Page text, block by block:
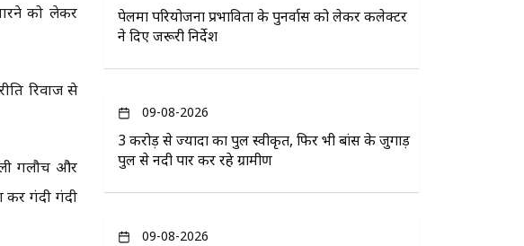
को लेकर
रिवाज से
गलौच और
कर गंदी गंदी
पेलमा परियोजना प्रभावितों के पुनर्वास को लेकर कलेक्टर
ने दिए जरूरी निर्देश
09-08-2026
3 करोड़ से ज्यादा का पुल स्वीकृत, फिर भी बांस के जुगाड़
पुल से नदी पार कर रहे ग्रामीण
09-08-2026